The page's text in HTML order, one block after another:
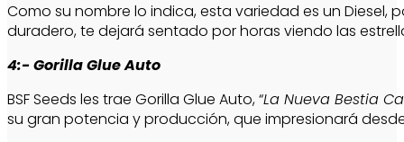
Como su nombre lo indica, esta variedad es un
duradero, te dejará sentado por horas viendo las
4:- Gorilla Glue Auto
BSF Seeds les trae Gorilla Glue Auto, “La Nueva Bestia
su gran potencia y producción, que impresionará